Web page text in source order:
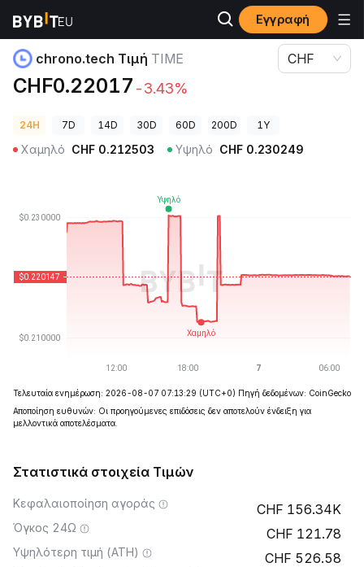
Εγγραφή
Τιμές Κρυπτονομισμάτων chrono.tech Τιμή TIME
chrono.tech Τιμή TIME
CHF0.22017 -3.43%
CHF
24H 7D 14D 30D 60D 200D 1Y
Χαμηλό CHF 0.212503 Υψηλό CHF 0.230249
Τελευταία ενημέρωση: 2026-08-07 07:13:29 (UTC+0) Πηγή δεδομένων: CoinGecko
Αποποίηση ευθυνών: Οι προηγούμενες επιδόσεις δεν αποτελούν ένδειξη για
μελλοντικά αποτελέσματα.
Στατιστικά στοιχεία Τιμών
Κεφαλαιοποίηση αγοράς 156.34K
Όγκος 24Ω 121.78
Υψηλότερη τιμή (ATH) 526.58